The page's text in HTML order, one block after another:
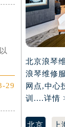
29
北京浪琴
浪琴维修
网点,中心
训....详情
北京 上